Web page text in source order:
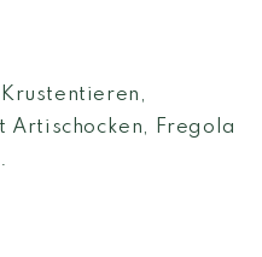
Artischocken, Fregola